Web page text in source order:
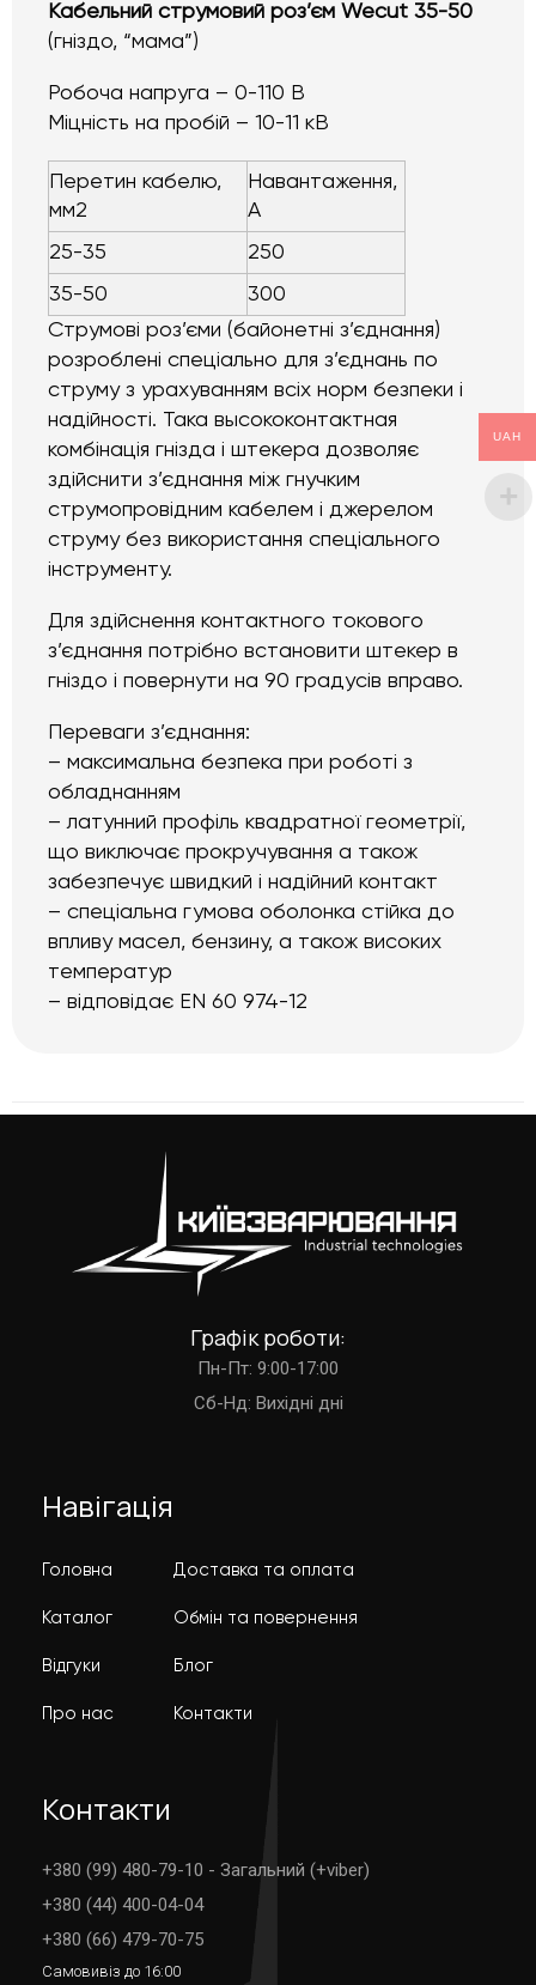
Кабельний струмовий роз’єм Wecut 35-50
(гніздо, “мама”)
Робоча напруга – 0-110 В
Міцність на пробій – 10-11 кВ
Перетин кабелю,
мм2
Навантаження,
А
25-35
250
35-50
300
Струмові роз’єми (байонетні з’єднання)
розроблені спеціально для з’єднань по
струму з урахуванням всіх норм безпеки і
надійності. Така высококонтактная
комбінація гнізда і штекера дозволяє
здійснити з’єднання між гнучким
струмопровідним кабелем і джерелом
струму без використання спеціального
інструменту.
Для здійснення контактного токового
з’єднання потрібно встановити штекер в
гніздо і повернути на 90 градусів вправо.
Переваги з’єднання:
– максимальна безпека при роботі з
обладнанням
– латунний профіль квадратної геометрії,
що виключає прокручування а також
забезпечує швидкий і надійний контакт
– спеціальна гумова оболонка стійка до
впливу масел, бензину, а також високих
температур
– відповідає EN 60 974-12
Графік роботи:
Пн-Пт: 9:00-17:00
Cб-Нд: Вихідні дні
Навігація
Головна
Каталог
Відгуки
Про нас
Доставка та оплата
Обмін та повернення
Блог
Контакти
Контакти
+380 (99) 480-79-10 - Загальний (+viber)
+380 (44) 400-04-04
+380 (66) 479-70-75
Самовивіз до 16:00
UAH